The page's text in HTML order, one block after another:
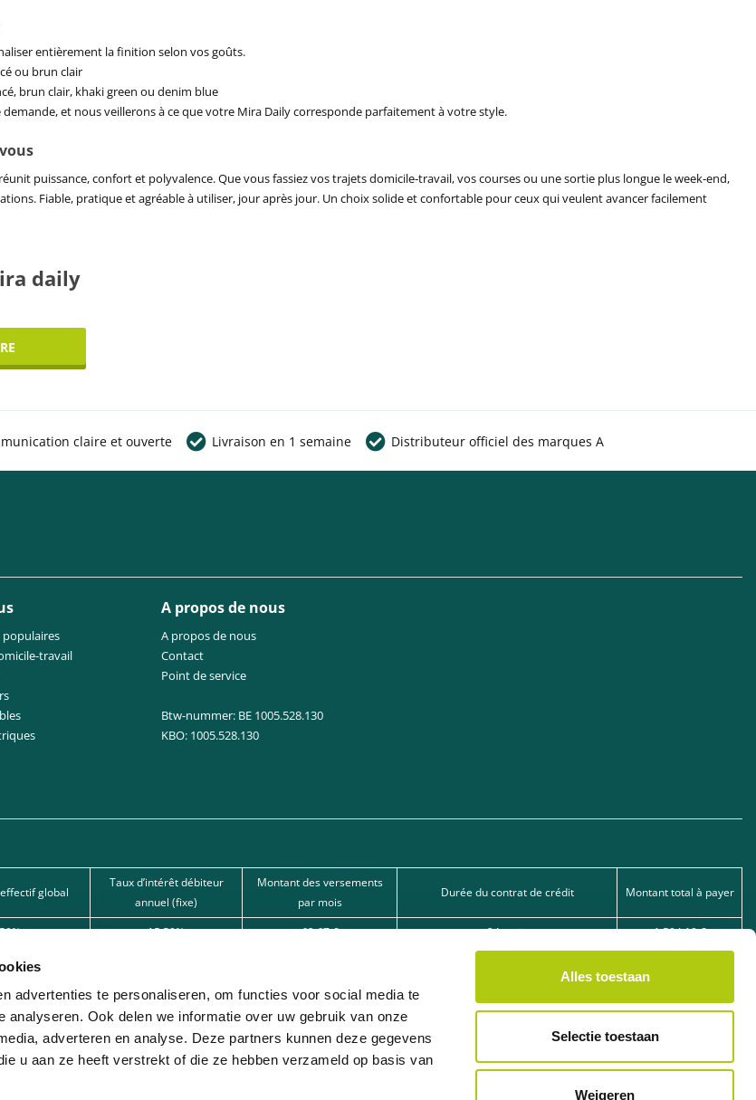
advertenties te personaliseren, om functies voor social media te
analyseren. Ook delen we informatie over uw gebruik van onze
adverteren en analyse. Deze partners kunnen deze gegevens
u aan ze heeft verstrekt of die ze hebben verzameld op basis van
Alles toestaan
Selectie toestaan
Weigeren
entièrement la finition selon vos goûts.
ou brun clair
brun clair, khaki green ou denim blue
et nous veillerons à ce que votre Mira Daily corresponde parfaitement à votre style.
puissance, confort et polyvalence. Que vous fassiez vos trajets domicile-travail, vos courses ou une sortie plus longue le week-end,
Fiable, pratique et agréable à utiliser, jour après jour. Un choix solide et confortable pour ceux qui veulent avancer facilement
daily
claire et ouverte Livraison en 1 semaine Distributeur officiel des marques A
populaires
travail
A propos de nous
A propos de nous
Contact
Point de service
Btw-nummer: BE 1005.528.130
KBO: 1005.528.130
global
Taux d’intérêt débiteur
annuel (fixe)
Montant des versements
par mois
Durée du contrat de crédit Montant total à payer
15,50% 62,67 € 24 mois
1.504,18 €
12% 166,22 € 
de nos banques partenaires. Intermédiaire de crédit (agent à titre secondaire) : Lease je scooter BV, Veilingstraat 49, 2320 Hoogstraten, KBO
sociétés de leasing partenaires. Cette option est réservée aux entreprises et aux indépendants et est toujours soumise à l’approbation de